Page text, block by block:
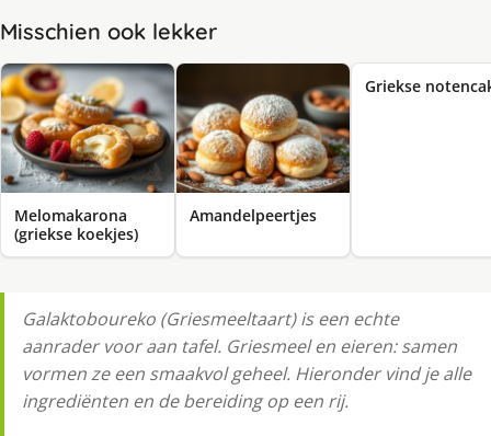
Misschien ook lekker
Melomakarona
(griekse koekjes)
Amandelpeertjes
Griekse
Galaktoboureko (Griesmeeltaart) is een echte
aanrader voor aan tafel. Griesmeel en eieren: samen
vormen ze een smaakvol geheel. Hieronder vind je alle
ingrediënten en de bereiding op een rij.